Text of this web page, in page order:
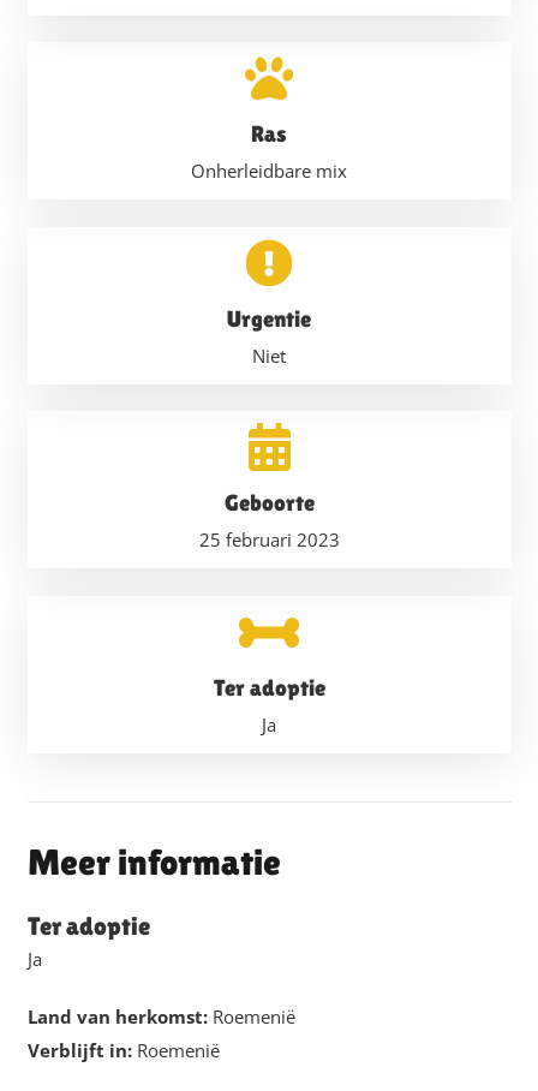
Ras
Onherleidbare mix
Urgentie
Niet
Geboorte
25 februari 2023
Ter adoptie
Ja
Meer informatie
Ter adoptie
Ja
Land van herkomst: Roemenië
Verblijft in: Roemenië